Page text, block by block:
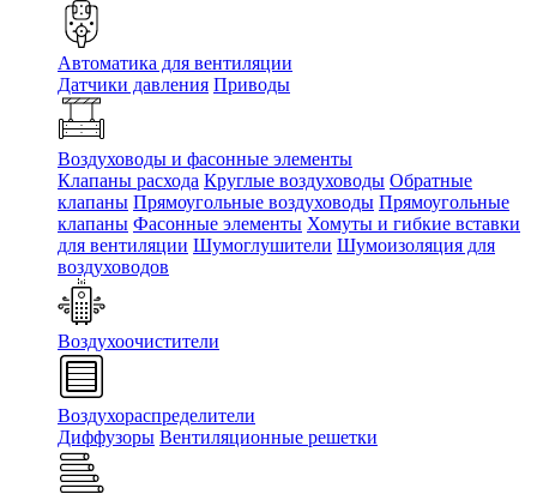
Автоматика для вентиляции
Датчики давления Приводы
Воздуховоды и фасонные элементы
Клапаны расхода Круглые воздуховоды Обратные
клапаны Прямоугольные воздуховоды Прямоугольные
клапаны Фасонные элементы Хомуты и гибкие вставки
для вентиляции Шумоглушители Шумоизоляция для
воздуховодов
Воздухоочистители
Воздухораспределители
Диффузоры Вентиляционные решетки